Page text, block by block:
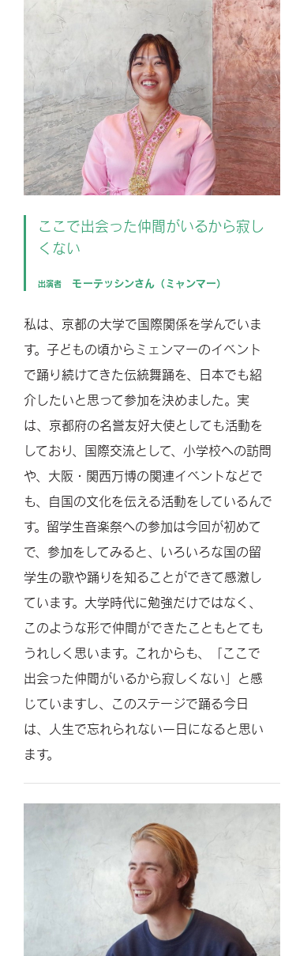
ここで出会った仲間がいるから寂し
くない
出演者 モーテッシンさん（ミャンマー）
私は、京都の大学で国際関係を学んでいま
す。子どもの頃からミェンマーのイベント
で踊り続けてきた伝統舞踊を、日本でも紹
介したいと思って参加を決めました。実
は、京都府の名誉友好大使としても活動を
しており、国際交流として、小学校への訪問
や、大阪・関西万博の関連イベントなどで
も、自国の文化を伝える活動をしているんで
す。留学生音楽祭への参加は今回が初めて
で、参加をしてみると、いろいろな国の留
学生の歌や踊りを知ることができて感激し
ています。大学時代に勉強だけではなく、
このような形で仲間ができたこともとても
うれしく思います。これからも、「ここで
出会った仲間がいるから寂しくない」と感
じていますし、このステージで踊る今日
は、人生で忘れられない一日になると思い
ます。